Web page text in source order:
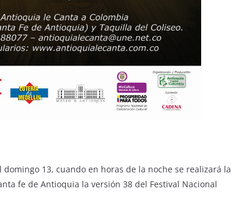
13, cuando en horas de la noche se realizará la
fe de Antioquia la versión 38 del Festival Nacional